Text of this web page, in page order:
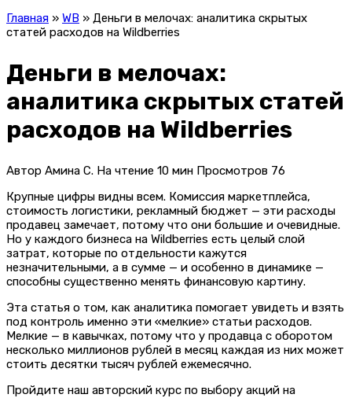
Главная » WB » Деньги в мелочах: аналитика скрытых
статей расходов на Wildberries
Деньги в мелочах:
аналитика скрытых статей
расходов на Wildberries
Автор Амина С. На чтение 10 мин Просмотров 76
Крупные цифры видны всем. Комиссия маркетплейса,
стоимость логистики, рекламный бюджет — эти расходы
продавец замечает, потому что они большие и очевидные.
Но у каждого бизнеса на Wildberries есть целый слой
затрат, которые по отдельности кажутся
незначительными, а в сумме — и особенно в динамике —
способны существенно менять финансовую картину.
Эта статья о том, как аналитика помогает увидеть и взять
под контроль именно эти «мелкие» статьи расходов.
Мелкие — в кавычках, потому что у продавца с оборотом
несколько миллионов рублей в месяц каждая из них может
стоить десятки тысяч рублей ежемесячно.
Пройдите наш авторский курс по выбору акций на